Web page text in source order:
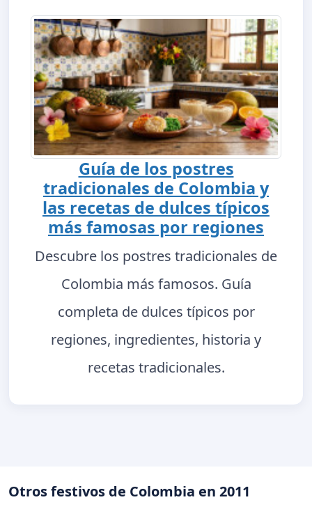
Guía de los postres
tradicionales de Colombia y
las recetas de dulces típicos
más famosas por regiones
Descubre los postres tradicionales de
Colombia más famosos. Guía
completa de dulces típicos por
regiones, ingredientes, historia y
recetas tradicionales.
Otros festivos de Colombia en 2011